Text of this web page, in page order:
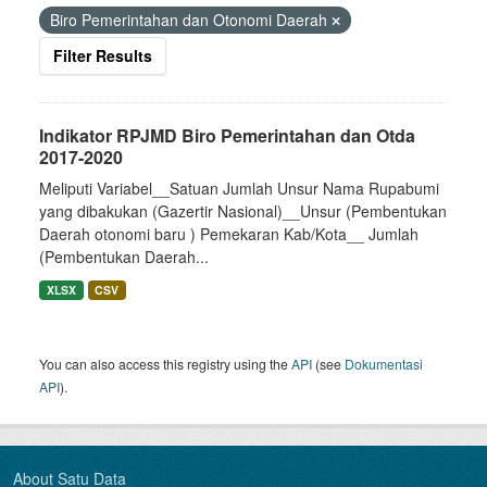
Biro Pemerintahan dan Otonomi Daerah
Filter Results
Indikator RPJMD Biro Pemerintahan dan Otda
2017-2020
Meliputi Variabel__Satuan Jumlah Unsur Nama Rupabumi
yang dibakukan (Gazertir Nasional)__Unsur (Pembentukan
Daerah otonomi baru ) Pemekaran Kab/Kota__ Jumlah
(Pembentukan Daerah...
XLSX CSV
You can also access this registry using theAPI (see Dokumentasi
API).
About Satu Data